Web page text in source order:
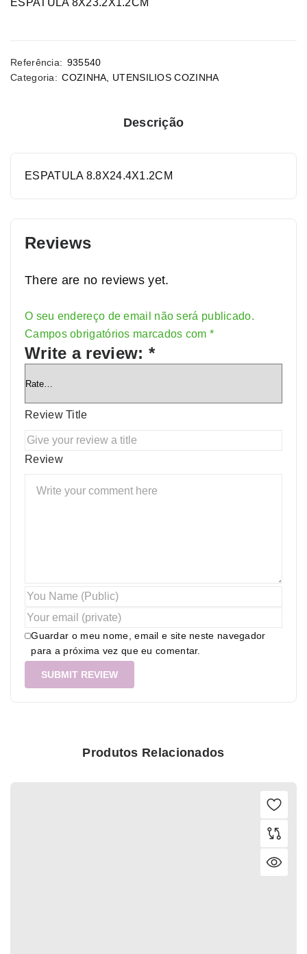
ESPATULA 8X23.2X1.2CM
Referência: 935540
Categoria: COZINHA UTENSILIOS COZINHA
Descrição
ESPATULA 8.8X24.4X1.2CM
Reviews
There are no reviews yet.
O seu endereço de email não será publicado.
Campos obrigatórios marcados com *
Write a review: *
Review Title
Review
Guardar o meu nome, email e site neste navegador
para a próxima vez que eu comentar.
Alternative:
Produtos Relacionados